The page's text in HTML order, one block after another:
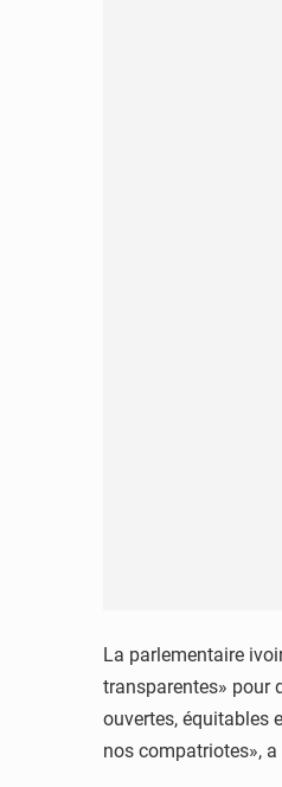
La parlementaire
transparentes» pour
ouvertes, équitables
nos compatriotes»,